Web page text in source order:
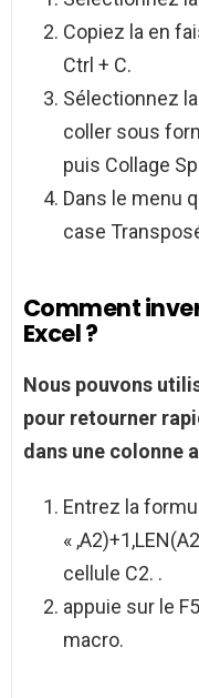
Copiez la en
Ctrl + C.
Sélectionnez
coller sous
puis Collage
Dans le menu
case
Comment
Excel ?
Nous pouvons
pour retourner
dans une colonne
Entrez la
«
cellule C2. .
appuie sur le
macro.